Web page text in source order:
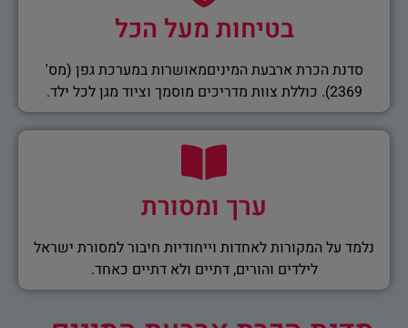
בטיחות מעל הכל
סדנת הכרת ארבעת המיניםמאושרות במערכת גפן (מס'
2369). כוללת צוות מדריכים מוסמך וציוד מגן לכל ילד.
ערך ומסורת
נלמד על המקורות לאחדות וייחודיות חיבור למסורת ישראל
לילדים והורים, דתיים ולא דתיים כאחד.